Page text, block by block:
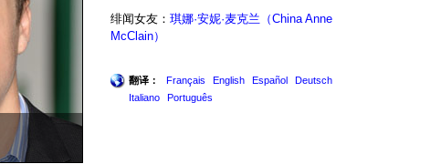
绯闻女友： 琪娜·安妮·麦克兰（China Anne
McClain）
翻译： Français English Español
Deutsch
Italiano
Português